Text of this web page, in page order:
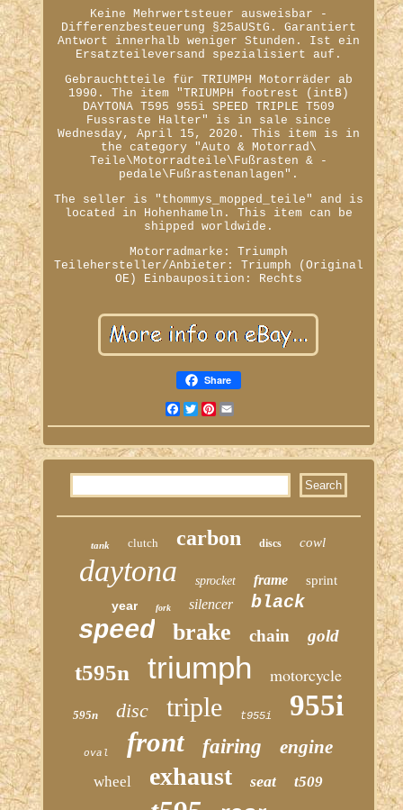
Keine Mehrwertsteuer ausweisbar -
Differenzbesteuerung §25aUStG. Garantiert
Antwort innerhalb weniger Stunden. Ist ein
Ersatzteileversand spezialisiert auf.
Gebrauchtteile für TRIUMPH Motorräder ab
1990. The item "TRIUMPH footrest (intB)
DAYTONA T595 955i SPEED TRIPLE T509
Fussraste Halter" is in sale since
Wednesday, April 15, 2020. This item is in
the category "Auto & Motorrad\
Teile\Motorradteile\Fußrasten & -
pedale\Fußrastenanlagen".
The seller is "thommys_mopped_teile" and is
located in Hohenhameln. This item can be
shipped worldwide.
Motorradmarke: Triumph
Teilehersteller/Anbieter: Triumph (Original
OE)
Einbauposition: Rechts
Share
Facebook
TwitterPinterest
tank clutch carbon discs cowl
daytona sprocket frame
sprint
year
fork silencer black
speed brake chain gold
t595n triumph motorcycle
595n disc triple t955i 955i
oval front fairing engine
wheel exhaust seat t509